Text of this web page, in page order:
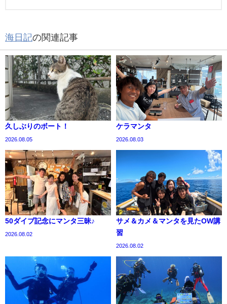
海日記の関連記事
久しぶりのボート！
2026.08.05
ケラマンタ
2026.08.03
50ダイブ記念にマンタ三昧♪
2026.08.02
サメ＆カメ＆マンタを見たOW講
習
2026.08.02